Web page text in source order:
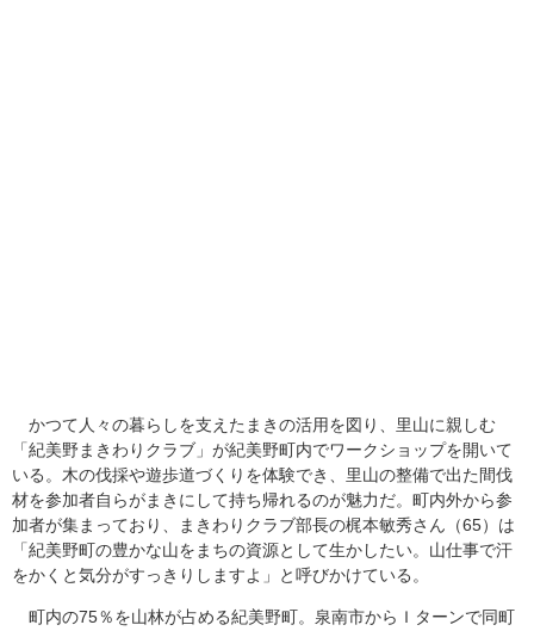
かつて人々の暮らしを支えたまきの活用を図り、里山に親しむ
「紀美野まきわりクラブ」が紀美野町内でワークショップを開いて
いる。木の伐採や遊歩道づくりを体験でき、里山の整備で出た間伐
材を参加者自らがまきにして持ち帰れるのが魅力だ。町内外から参
加者が集まっており、まきわりクラブ部長の梶本敏秀さん（65）は
「紀美野町の豊かな山をまちの資源として生かしたい。山仕事で汗
をかくと気分がすっきりしますよ」と呼びかけている。
町内の75％を山林が占める紀美野町。泉南市からＩターンで同町